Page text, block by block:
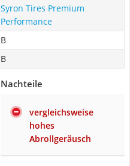
Syron Tires Premium
Performance
B
B
Nachteile
vergleichsweise
hohes
Abrollgeräusch